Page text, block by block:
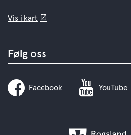
Vis i kart
Følg oss
Facebook YouTube